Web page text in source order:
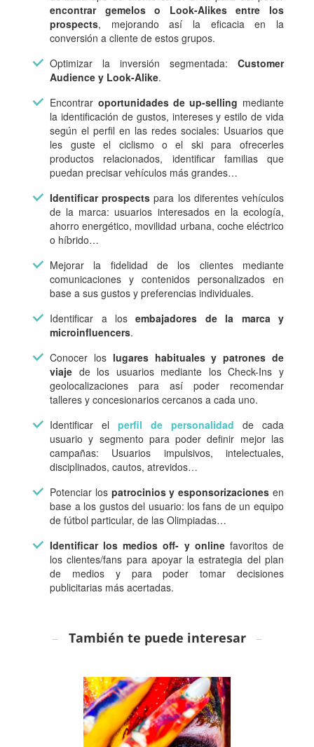
encontrar gemelos o Look-Alikes entre los
prospects, mejorando así la eficacia en la
conversión a cliente de estos grupos.
Optimizar la inversión segmentada: Customer
Audience y Look-Alike.
Encontrar oportunidades de up-selling mediante
la identificación de gustos, intereses y estilo de vida
según el perfil en las redes sociales: Usuarios que
les guste el ciclismo o el ski para ofrecerles
productos relacionados, identificar familias que
puedan precisar vehículos más grandes…
Identificar prospects para los diferentes vehículos
de la marca: usuarios interesados en la ecología,
ahorro energético, movilidad urbana, coche eléctrico
o híbrido…
Mejorar la fidelidad de los clientes mediante
comunicaciones y contenidos personalizados en
base a sus gustos y preferencias individuales.
Identificar a losembajadores de la marca y
microinfluencers.
Conocer los lugares habituales y patrones de
viaje de los usuarios mediante los Check-Ins y
geolocalizaciones para así poder recomendar
talleres y concesionarios cercanos a cada uno.
Identificar elperfil de personalidad de cada
usuario y segmento para poder definir mejor las
campañas: Usuarios impulsivos, intelectuales,
disciplinados, cautos, atrevidos…
Potenciar los patrocinios y esponsorizaciones en
base a los gustos del usuario: los fans de un equipo
de fútbol particular, de las Olimpiadas…
Identificar los medios off- y onlinefavoritos de
los clientes/fans para apoyar la estrategia del plan
de medios y para poder tomar decisiones
publicitarias más acertadas.
También te puede interesar